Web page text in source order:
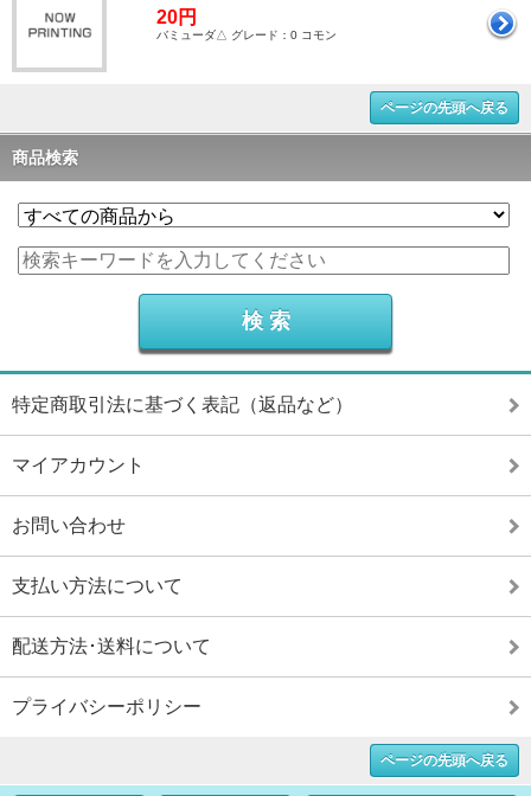
20円
バミューダ△ グレード：0 コモン
ページの先頭へ戻る
商品検索
特定商取引法に基づく表記（返品など）
マイアカウント
お問い合わせ
支払い方法について
配送方法･送料について
プライバシーポリシー
ページの先頭へ戻る